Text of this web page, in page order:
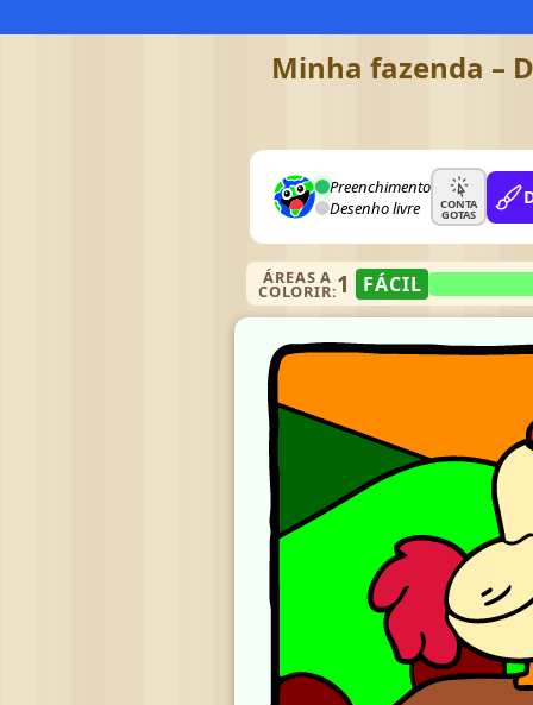
Minha fazenda –
Preenchimento
Desenho livre
CONTA
GOTAS
ÁREAS A
COLORIR:1 FÁCIL